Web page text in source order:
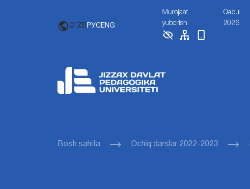
O'ZB РУСENG
Murojaat
yuborish
Qabul
2026
Bosh sahifa Ochiq darslar 2022-2023